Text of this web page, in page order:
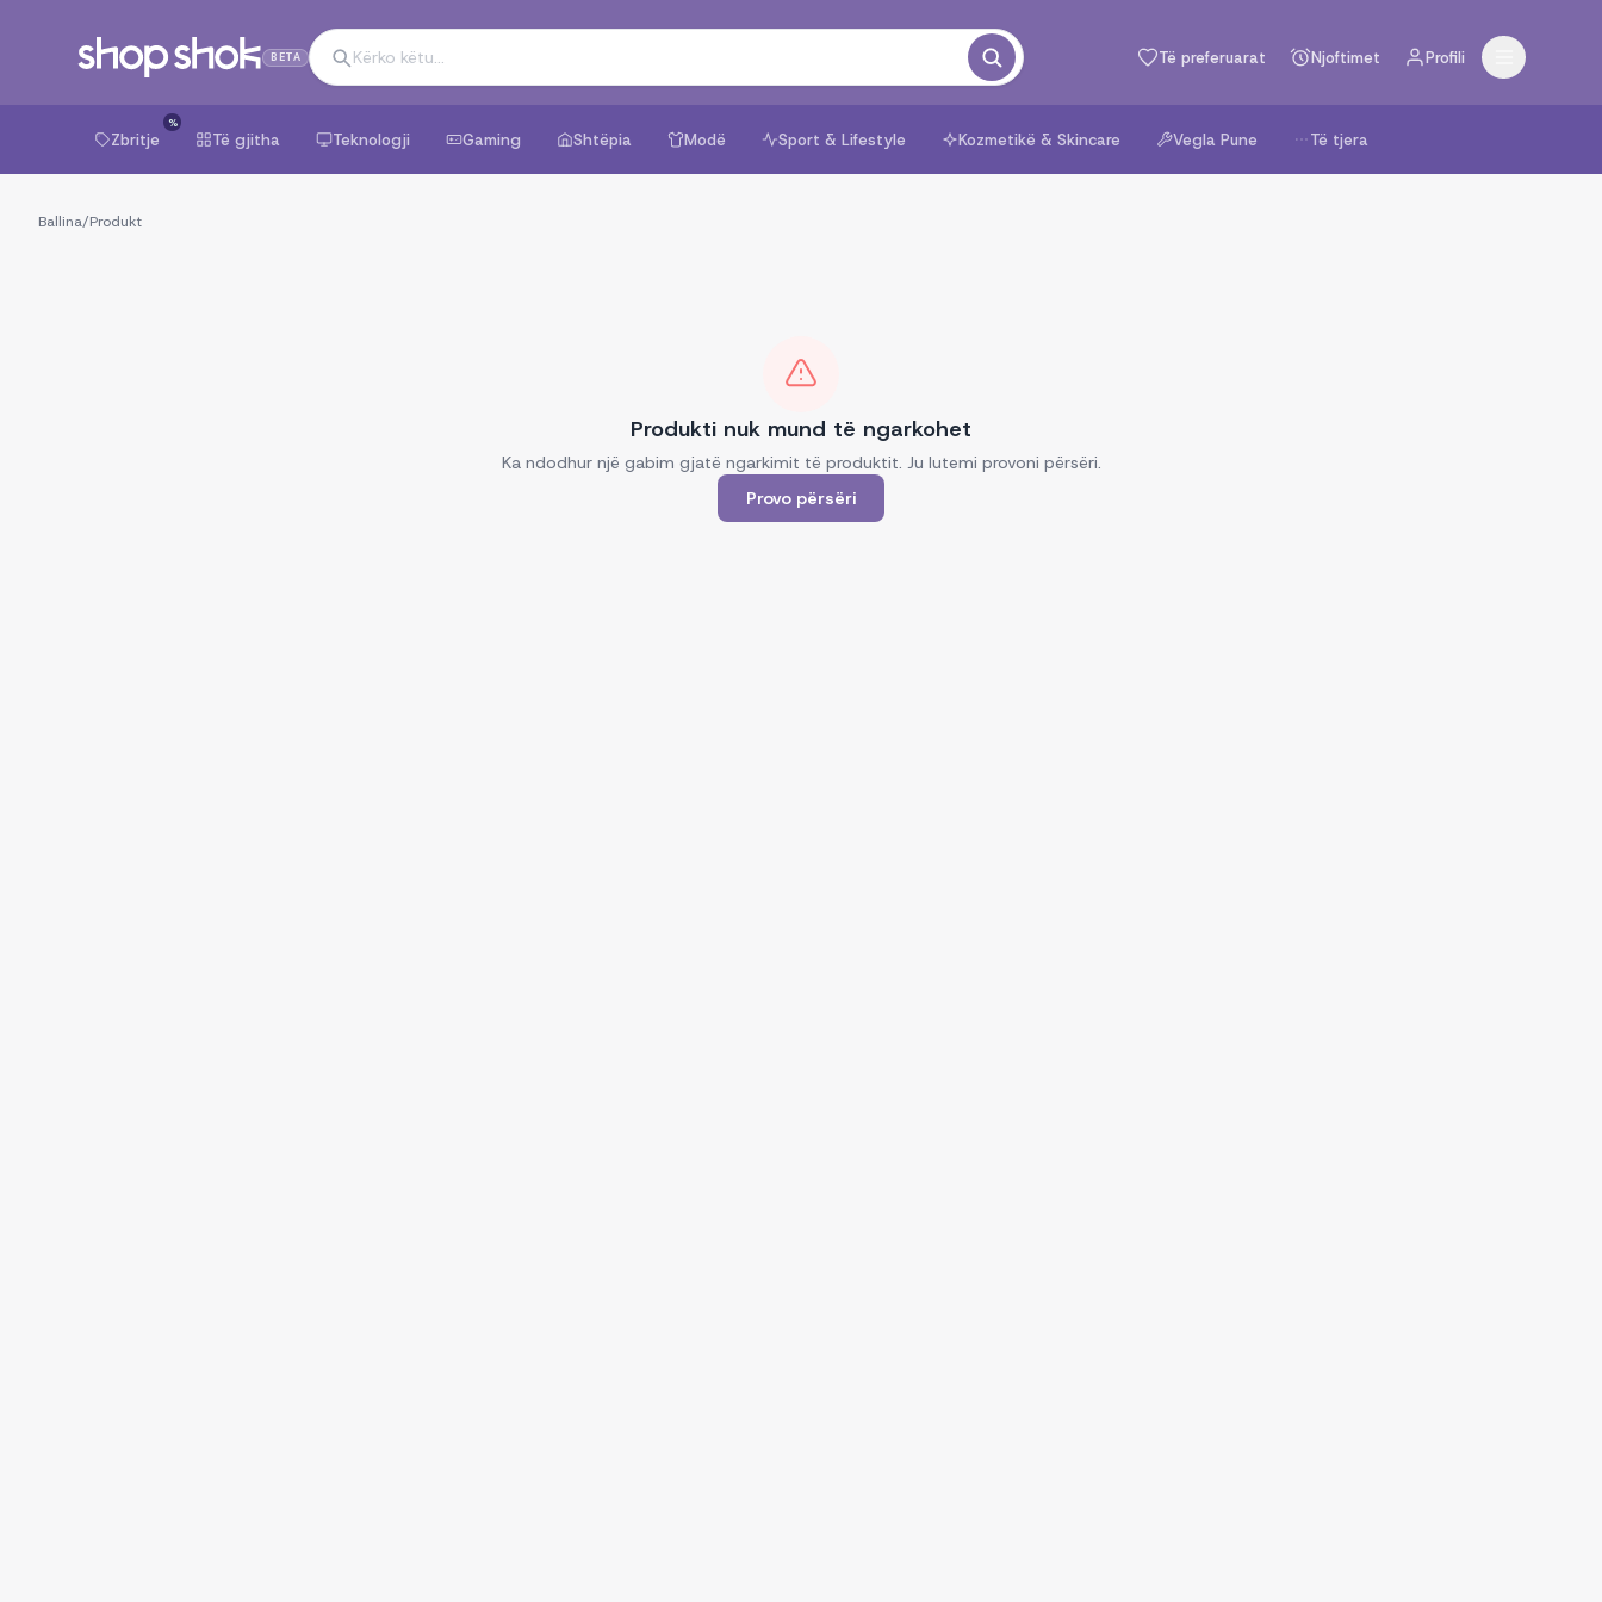
BETA Të preferuarat Njoftimet Profili
Zbritje
%
Të gjitha Teknologji Gaming Shtëpia Modë Sport & Lifestyle Kozmetikë & Skincare Vegla Pune Të tjera
Ballina/Produkt
Produkti nuk mund të ngarkohet
Ka ndodhur një gabim gjatë ngarkimit të produktit. Ju lutemi provoni përsëri.
Provo përsëri